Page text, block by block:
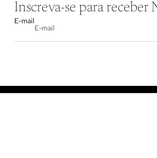
Inscreva-se para receber
E-mail